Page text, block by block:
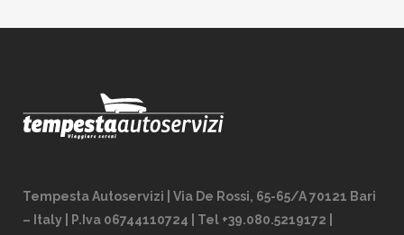
Tempesta Autoservizi | Via De Rossi, 65-65/A 70121 Bari
– Italy | P.Iva 06744110724 | Tel +39.080.5219172 |